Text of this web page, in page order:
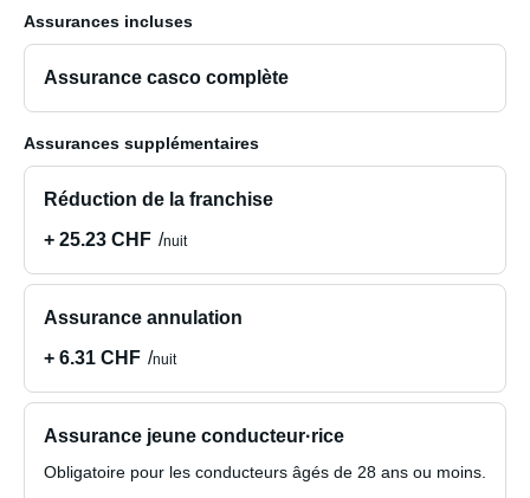
Assurances incluses
Assurance casco complète
Assurances supplémentaires
Réduction de la franchise
+ 25.23 CHF
nuit
Assurance annulation
+ 6.31 CHF
nuit
Assurance jeune conducteur·rice
Obligatoire pour les conducteurs âgés de 28 ans ou moins.